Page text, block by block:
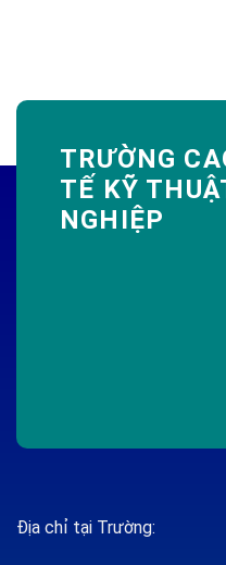
TRƯỜNG
TẾ KỸ
NGHIỆP
Địa chỉ tại Trường: